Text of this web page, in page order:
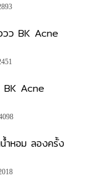
วว BK Acne
BK Acne
ำหอม ลองครั้ง